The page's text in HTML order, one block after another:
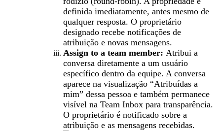
definida imediatamente, antes mesmo de
qualquer resposta. O proprietário
designado recebe notificações de
atribuição e novas mensagens.
Assign to a team member: Atribui a
conversa diretamente a um usuário
específico dentro da equipe. A conversa
aparece na visualização “Atribuídas a
mim” dessa pessoa e também permanece
visível na Team Inbox para transparência.
O proprietário é notificado sobre a
atribuição e as mensagens recebidas.